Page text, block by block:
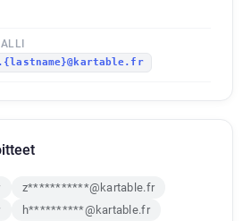
z***********@kartable.fr
h**********@kartable.fr